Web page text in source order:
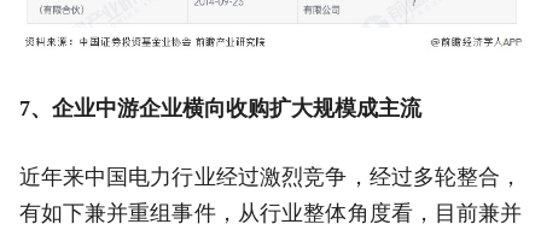
7、企业中游企业横向收购扩大规模成主流
近年来中国电力行业经过激烈竞争，经过多轮整合，
有如下兼并重组事件，从行业整体角度看，目前兼并